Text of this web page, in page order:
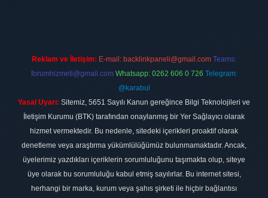
Reklam ve İletişim: E-mail: backlinkpaneli@gmail.com Teams:
forumhizmeti@gmail.com Whatsapp: 0262 606 0 726 Telegram:
@karabul
Yasal Uyarı: Sitemiz, 5651 Sayılı Kanun gereğince Bilgi Teknolojileri ve
İletişim Kurumu (BTK) tarafından onaylanmış bir Yer Sağlayıcı olarak
hizmet vermektedir. Bu nedenle, sitedeki içerikleri proaktif olarak
denetleme veya araştırma yükümlülüğümüz bulunmamaktadır. Ancak,
üyelerimiz yazdıkları içeriklerin sorumluluğunu taşımakta olup, siteye
üye olarak bu sorumluluğu kabul etmiş sayılırlar. Bu internet sitesi,
herhangi bir marka, kurum veya şahıs şirketi ile hiçbir bağlantısı